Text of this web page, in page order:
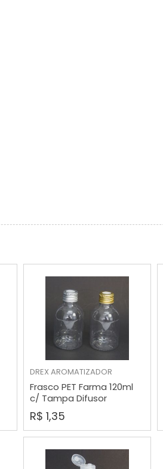
DREXAROMATIZADOR
Frasco PET Farma 120ml
c/ Tampa Difusor
Aluminio
R$ 1,35
COMPRAR